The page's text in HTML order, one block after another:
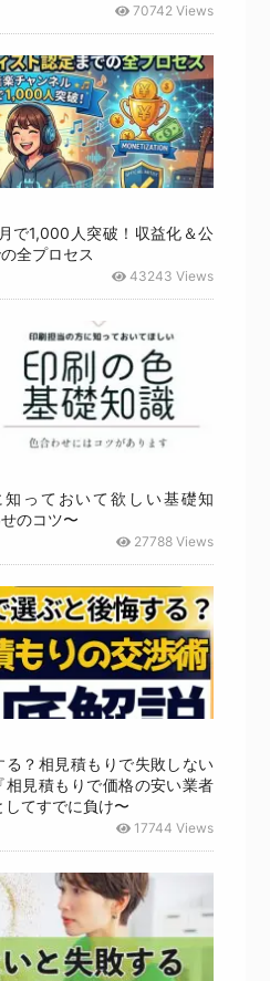
70742 Views
で1,000人突破！収益化＆公
全プロセス
43243 Views
っておいて欲しい基礎知
のコツ〜
27788 Views
る？相見積もりで失敗しない
見積もりで価格の安い業者
てすでに負け〜
17744 Views